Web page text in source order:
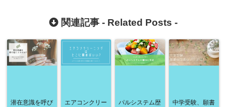
関連記事 - Related Posts -
潜在意識を呼び
エアコンクリー
パルシステム歴
中学受験、願書